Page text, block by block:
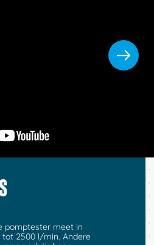
pomptester meet in
2500 l/min. Andere